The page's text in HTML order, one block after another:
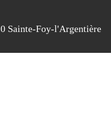
Sainte-Foy-l'Argentière